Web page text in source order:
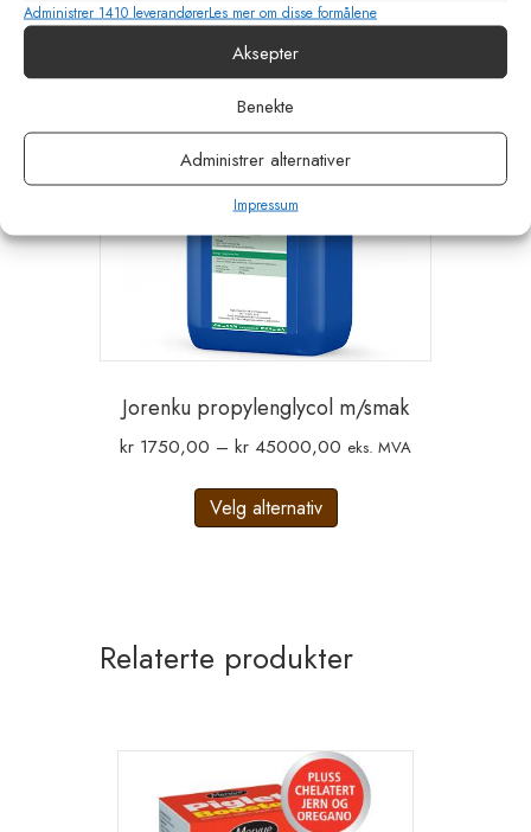
Administrer 1410 leverandørerLes mer om disse formålene
Aksepter
Benekte
Administrer alternativer
Impressum
Legg i handlekurv
Jorenku propylenglycol m/smak
kr 1750,00 – kr 45000,00 Prisområde:
eks. MVA
Velg alternativ
Dette
kan
produktsiden
Relaterte produkter